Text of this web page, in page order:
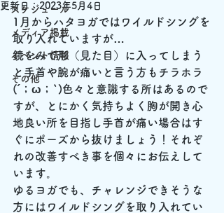
スケジュール
メディア掲載
イベント情報
その他
更新日：2023年5月4日
1月からハタヨガではワイルドシングを
取り入れていますが…
鏡をみて形（見た目）に入ってしまう
と手首や腕が痛いと言う方もチラホラ
(´；ω；`)色々と意識する所はあるので
すが、とにかく気持ちよく胸が開き心
地良い所を目指し手首が痛い場合はす
ぐにポーズから抜けましょう！それぞ
れの改善すべき事を個々にお伝えして
います。
ゆるヨガでも、チャレンジできそうな
方にはワイルドシングを取り入れてい